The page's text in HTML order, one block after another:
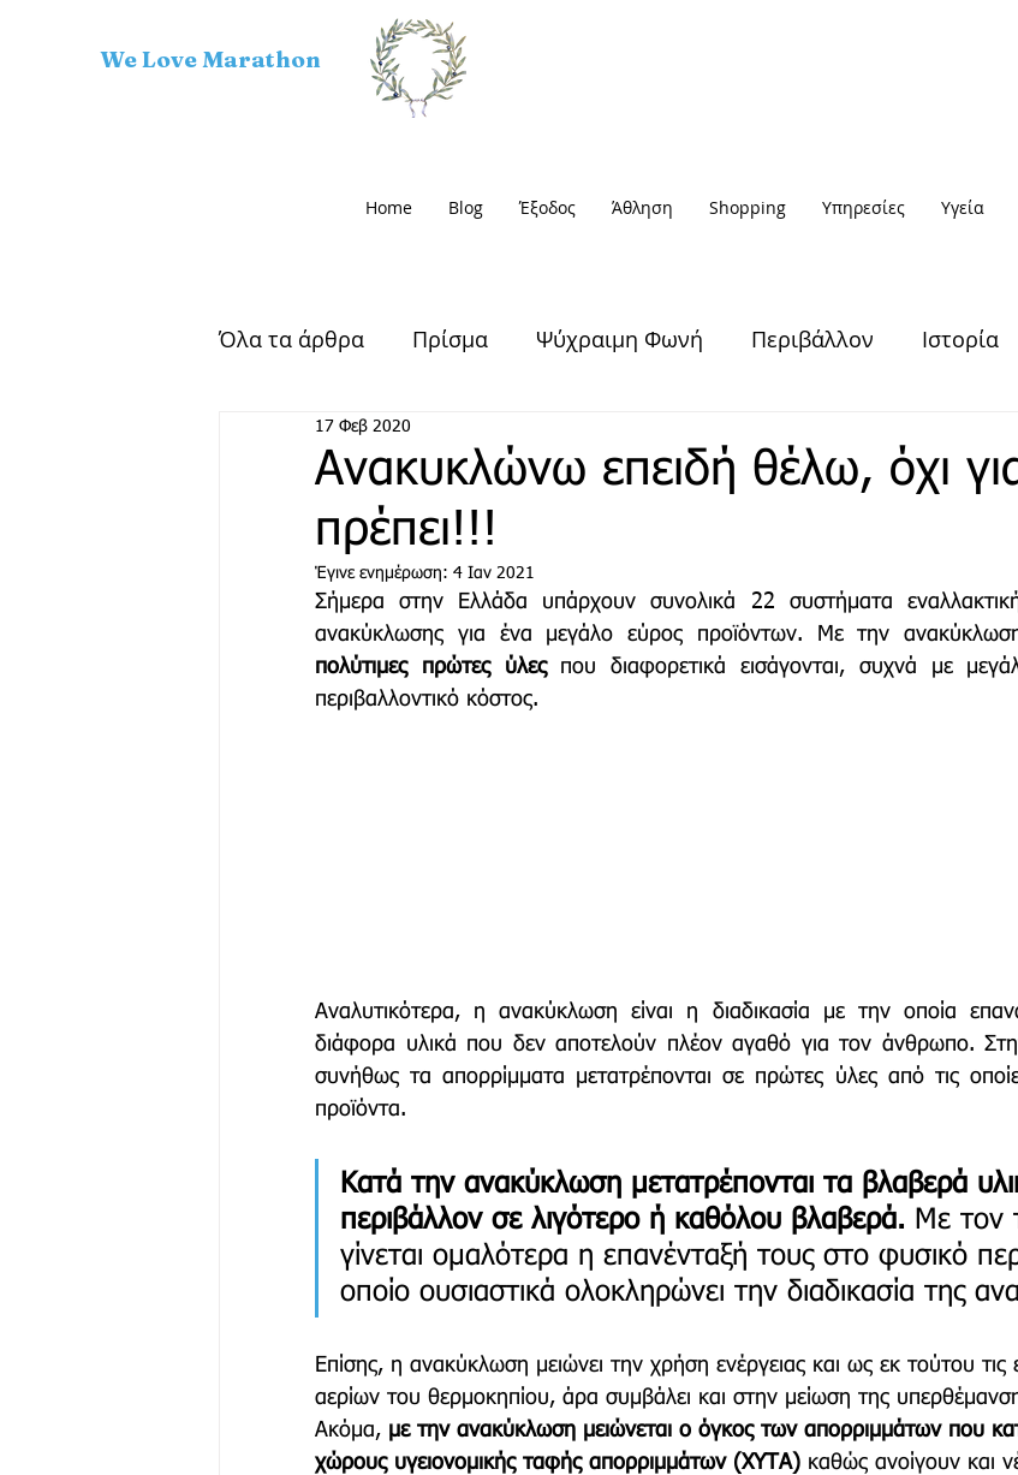
We Love Marathon
Home Blog Έξοδος Άθληση Shopping Υπηρεσίες Υγεία
Όλα τα άρθρα Πρίσμα Ψύχραιμη Φωνή Περιβάλλον Ιστορία
Αρχαίος Μαραθώνας
Μαραθώνιος Δρόμος
Μόδα & Ομορφιά Θέατρο Deco Παιδί Auto
Ανακυκλώνω επειδή θέλω, όχι
πρέπει!!!
17 Φεβ 2020
Έγινε ενημέρωση: 4 Ιαν 2021
Σήμερα στην Ελλάδα υπάρχουν συνολικά 22 συστήματα
ανακύκλωσης για ένα μεγάλο εύρος προϊόντων. Με την
πολύτιμες πρώτες ύλες που διαφορετικά εισάγονται, συχνά με
περιβαλλοντικό κόστος.
Αναλυτικότερα, η ανακύκλωση είναι η διαδικασία με την οποία
διάφορα υλικά που δεν αποτελούν πλέον αγαθό για τον άνθρωπο.
συνήθως τα απορρίμματα μετατρέπονται σε πρώτες ύλες από τις
προϊόντα.
Κατά την ανακύκλωση μετατρέπονται τα βλαβερά
περιβάλλον σε λιγότερο ή καθόλου βλαβερά. Με τον
γίνεται ομαλότερα η επανένταξή τους στο φυσικό
οποίο ουσιαστικά ολοκληρώνει την διαδικασία της
Επίσης, η ανακύκλωση μειώνει την χρήση ενέργειας και ως εκ τούτου
αερίων του θερμοκηπίου, άρα συμβάλει και στην μείωση της
Ακόμα, με την ανακύκλωση μειώνεται ο όγκος των απορριμμάτων που
χώρους υγειονομικής ταφής απορριμμάτων (ΧΥΤΑ) καθώς ανοίγουν και